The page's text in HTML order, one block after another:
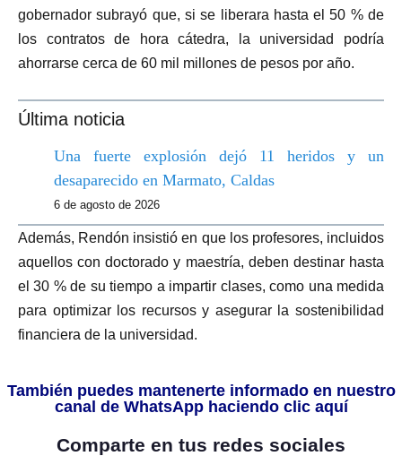
gobernador subrayó que, si se liberara hasta el 50 % de
los contratos de hora cátedra, la universidad podría
ahorrarse cerca de 60 mil millones de pesos por año.
Última noticia
Una fuerte explosión dejó 11 heridos y un
desaparecido en Marmato, Caldas
6 de agosto de 2026
Además, Rendón insistió en que los profesores, incluidos
aquellos con doctorado y maestría, deben destinar hasta
el 30 % de su tiempo a impartir clases, como una medida
para optimizar los recursos y asegurar la sostenibilidad
financiera de la universidad.
También puedes mantenerte informado en nuestro
canal de WhatsApp haciendo clic aquí
Comparte en tus redes sociales